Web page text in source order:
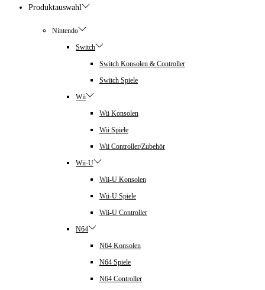
Produktauswahl
Nintendo
Switch
Switch Konsolen & Controller
Switch Spiele
Wii
Wii Konsolen
Wii Spiele
Wii Controller/Zubehör
Wii-U
Wii-U Konsolen
Wii-U Spiele
Wii-U Controller
N64
N64 Konsolen
N64 Spiele
N64 Controller